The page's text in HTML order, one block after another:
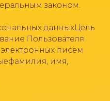
законом.
данныхЦель
Пользователя
писем
имя,